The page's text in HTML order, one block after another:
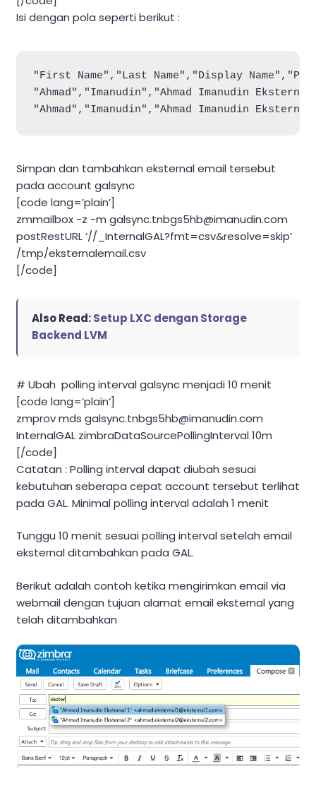
Isi dengan pola seperti berikut :
"First Name","Last Name","Display
"Ahmad","Imanudin","Ahmad Imanudin
"Ahmad","Imanudin","Ahmad Imanudin
Simpan dan tambahkan eksternal email tersebut
pada account galsync
[code lang=’plain’]
zmmailbox -z -m galsync.tnbgs5hb@imanudin.com
postRestURL ‘//_InternalGAL?fmt=csv&resolve=skip’
/tmp/eksternalemail.csv
[/code]
Also Read:Setup LXC dengan Storage
Backend LVM
# Ubah polling interval galsync menjadi 10 menit
[code lang=’plain’]
zmprov mds galsync.tnbgs5hb@imanudin.com
InternalGAL zimbraDataSourcePollingInterval 10m
[/code]
Catatan : Polling interval dapat diubah sesuai
kebutuhan seberapa cepat account tersebut terlihat
pada GAL. Minimal polling interval adalah 1 menit
Tunggu 10 menit sesuai polling interval setelah email
eksternal ditambahkan pada GAL.
Berikut adalah contoh ketika mengirimkan email via
webmail dengan tujuan alamat email eksternal yang
telah ditambahkan